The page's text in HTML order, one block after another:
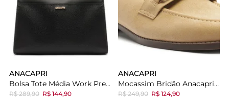
ANACAPRI
Bolsa Tote Média Work Preta
R$ 289,90 R$ 144,90
ANACAPRI
Mocassim Bridão Anacapri Bege Suede
R$ 249,90 R$ 124,90